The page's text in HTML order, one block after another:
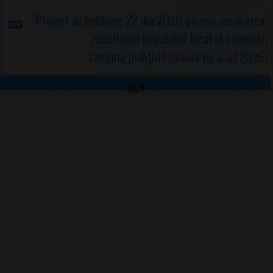
Proiect de hotărâre 22 din 2026 privind aprobarea
rectificării bugetului local al comunei
Gorgota,judeţul Prahova pe anul 2026
2024